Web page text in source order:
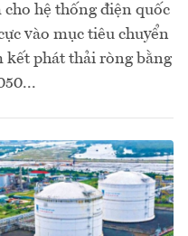
hệ thống điện quốc
vào mục tiêu chuyển
kết phát thải ròng bằng